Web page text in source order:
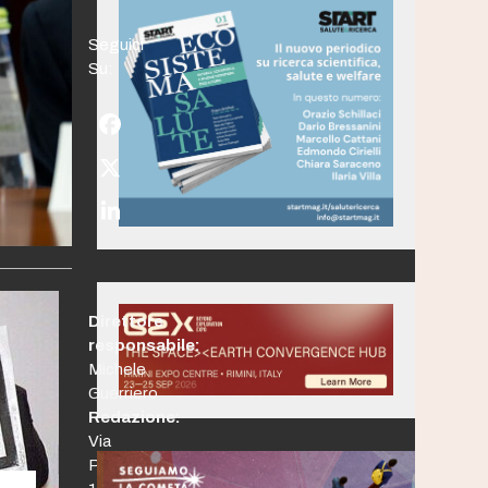
Seguici
Su:
Facebook
Twitter
(deprecated)
LinkedIn
Direttore
responsabile:
Michele
Guerriero
Redazione:
Via
Po,